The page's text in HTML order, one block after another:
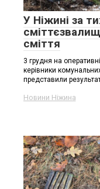
У Ніжині за
сміття
3 грудня на
керівники
представили
Новини Ніжина